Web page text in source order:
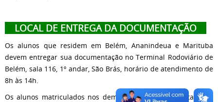
LOCAL DE ENTREGA DA DOCUMENTAÇÃO
Os alunos que residem em Belém, Ananindeua e Marituba
devem entregar sua documentação no Terminal Rodoviário de
Belém, sala 116, 1º andar, São Brás, horário de atendimento de
8h às 14h.
Os alunos matriculados nos demais municípios do Estado do